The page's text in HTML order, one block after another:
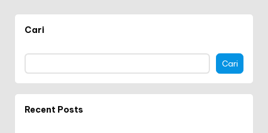
Cari
Cari
Recent Posts